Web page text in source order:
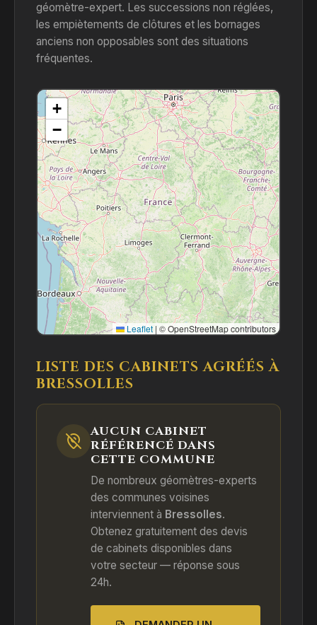
géomètre-expert. Les successions non réglées,
les empiètements de clôtures et les bornages
anciens non opposables sont des situations
fréquentes.
+
−
Leaflet | © OpenStreetMap contributors
LISTE DES CABINETS AGRÉÉS À
BRESSOLLES
AUCUN CABINET
RÉFÉRENCÉ DANS
CETTE COMMUNE
De nombreux géomètres-experts
des communes voisines
interviennent à Bressolles.
Obtenez gratuitement des devis
de cabinets disponibles dans
votre secteur — réponse sous
24h.